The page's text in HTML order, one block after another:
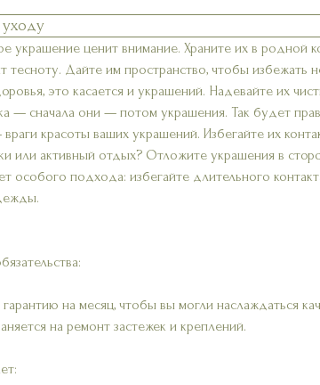
украшение ценит внимание. Храните их в родной
тесноту. Дайте им пространство, чтобы избежать
это касается и украшений. Надевайте их
— сначала они — потом украшения. Так будет
красоты ваших украшений. Избегайте их
или активный отдых? Отложите украшения в
особого подхода: избегайте длительного
на месяц, чтобы вы могли наслаждаться
на ремонт застежек и креплений.